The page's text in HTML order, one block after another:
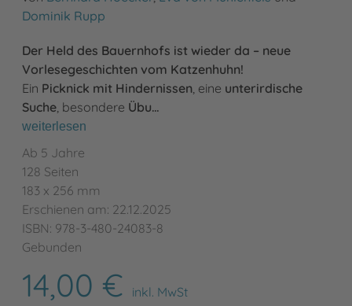
Dominik Rupp
Der Held des Bauernhofs ist wieder da – neue
Vorlesegeschichten vom Katzenhuhn!
Ein Picknick mit Hindernissen , eine unterirdische
Suche , besondere Übu…
weiterlesen
Ab 5 Jahre
128 Seiten
183 x 256 mm
Erschienen am: 22.12.2025
ISBN: 978-3-480-24083-8
Gebunden
14,00 €
inkl. MwSt